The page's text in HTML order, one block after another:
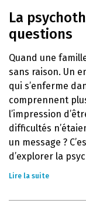
La
questions
Quand une
sans raison. Un
qui s’enferme
comprennent
l’impression
difficultés
un message ?
d’explorer la
Lire la suite